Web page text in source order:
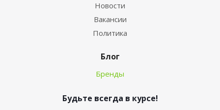
Новости
Вакансии
Политика
Блог
Бренды
Будьте всегда в курсе!